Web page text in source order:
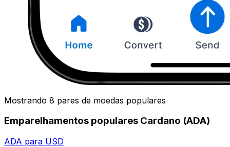
Mostrando 8 pares de moedas populares
Emparelhamentos populares Cardano (ADA)
ADA para USD